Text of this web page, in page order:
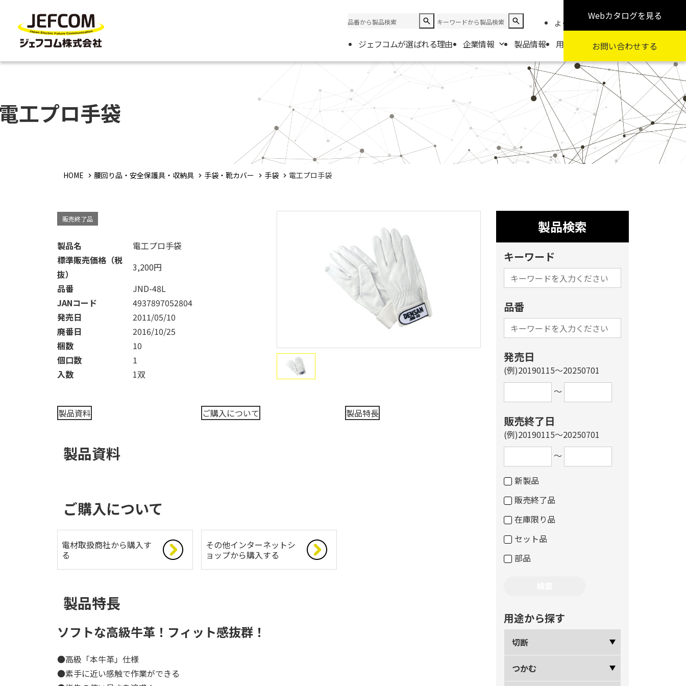
よくある質問 お知らせ 採用情報
ジェフコムが選ばれる理由 企業情報
企業情報
会社概要
電材取扱商社一覧
製品情報 用途から探す カテゴリから探す
Webカタログを見る
お問い合わせする
工プロ手袋
HOME 腰回り品・安全保護具・収納具 手袋・靴カバー 手袋 電工プロ手袋
販売終了品
製品名
電工プロ手袋
標準販売価格（税
抜）
3,200円
品番
JND-48L
JANコード
4937897052804
発売日
2011/05/10
廃番日
2016/10/25
梱数
10
個口数
1
入数
1双
製品資料 ご購入について 製品特長
製品資料
ご購入について
電材取扱商社から購入す
る
その他インターネットシ
ョップから購入する
製品特長
ソフトな高級牛革！フィット感抜群！
●高級「本牛革」仕様
●素手に近い感触で作業ができる
製品検索
キーワード
品番
発売日
(例)20190115～20250701
～
販売終了日
(例)20190115～20250701
～
新製品
販売終了品
在庫限り品
セット品
部品
用途から探す
切断
つかむ